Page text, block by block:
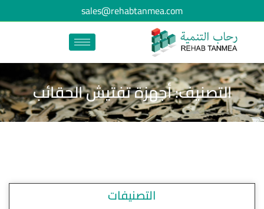
sales@rehabtanmea.com
التصنيف: أجهزة تفتيش الحقائب
التصنيفات